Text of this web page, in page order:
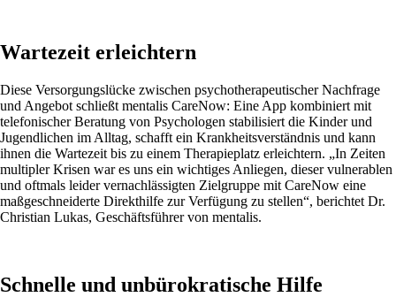
Wartezeit erleichtern
Diese Versorgungslücke zwischen psychotherapeutischer Nachfrage
und Angebot schließt mentalis CareNow: Eine App kombiniert mit
telefonischer Beratung von Psychologen stabilisiert die Kinder und
Jugendlichen im Alltag, schafft ein Krankheitsverständnis und kann
ihnen die Wartezeit bis zu einem Therapieplatz erleichtern. „In Zeiten
multipler Krisen war es uns ein wichtiges Anliegen, dieser vulnerablen
und oftmals leider vernachlässigten Zielgruppe mit CareNow eine
maßgeschneiderte Direkthilfe zur Verfügung zu stellen“, berichtet Dr.
Christian Lukas, Geschäftsführer von mentalis.
Schnelle und unbürokratische Hilfe